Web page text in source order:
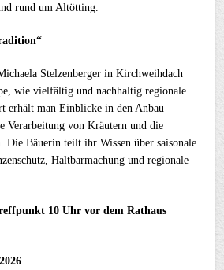
rund um Altötting.
Stelzenberger in Kirchweihdach
wie vielfältig und nachhaltig regionale
erhält man Einblicke in den Anbau
Verarbeitung von Kräutern und die
Die Bäuerin teilt ihr Wissen über saisonale
Haltbarmachung und regionale
10 Uhr vor dem Rathaus